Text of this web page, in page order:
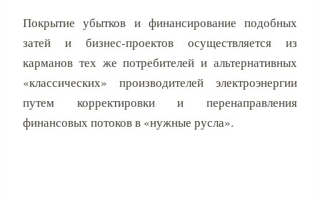
Покрытие убытков и финансирование подобных
затей и бизнес-проектов осуществляется из
карманов тех же потребителей и альтернативных
«классических» производителей электроэнергии
путем корректировки и перенаправления
финансовых потоков в «нужные русла».